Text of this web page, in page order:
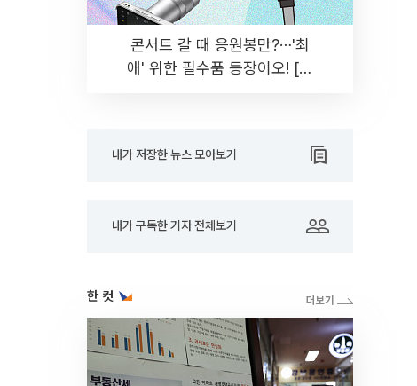
콘서트 갈 때 응원봉만?⋯'최
애' 위한 필수품 등장이오! [솔
내가 저장한 뉴스 모아보기
내가 구독한 기자 전체보기
한 컷